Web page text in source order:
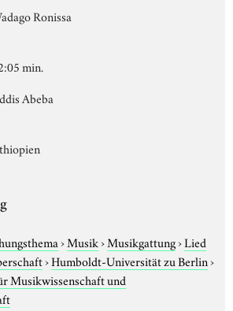
Ronissa
min.
Abeba
›Musik›Musikgattung›Lied
›Humboldt-Universität zu Berlin›
Musikwissenschaft und